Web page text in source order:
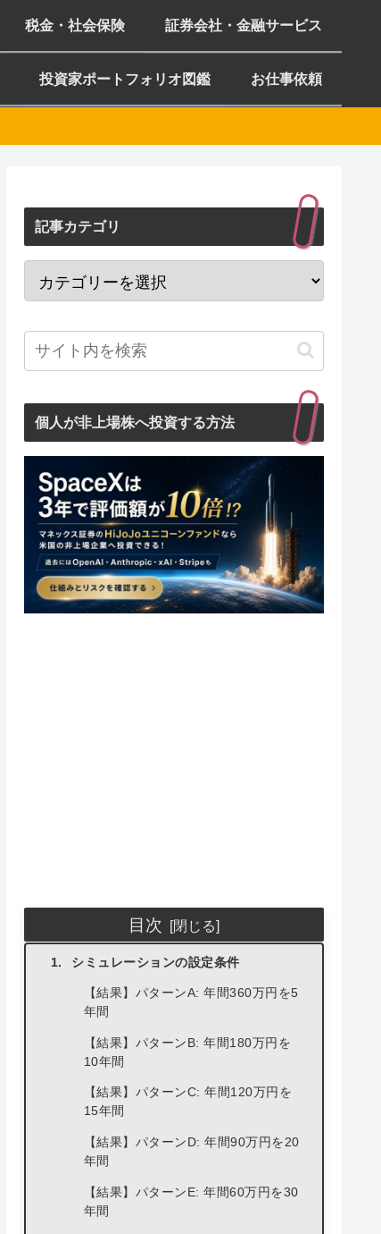
税金・社会保険 証券会社・金融サービス
投資家ポートフォリオ図鑑 お仕事依頼
記事カテゴリ
個人が非上場株へ投資する方法
目次
シミュレーションの設定条件
【結果】パターンA: 年間360万円を5
年間
【結果】パターンB: 年間180万円を
10年間
【結果】パターンC: 年間120万円を
15年間
【結果】パターンD: 年間90万円を20
年間
【結果】パターンE: 年間60万円を30
年間